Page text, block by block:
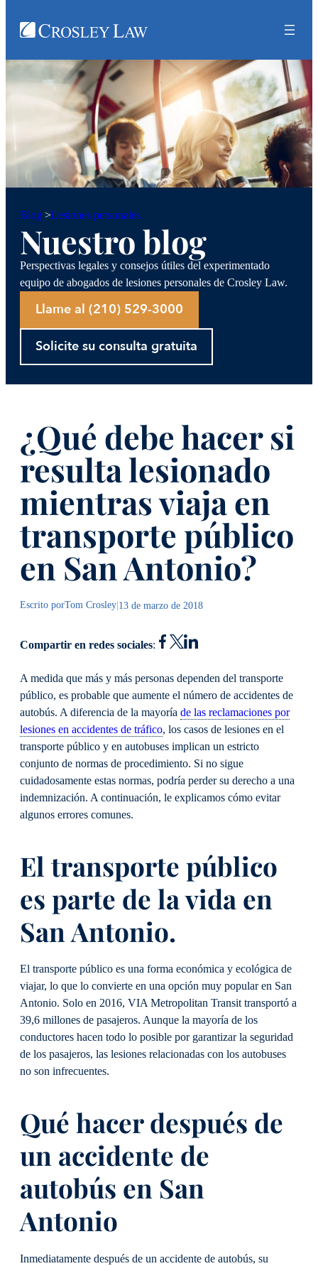
Blog >Lesiones personales
Nuestro blog
Perspectivas legales y consejos útiles del experimentado
equipo de abogados de lesiones personales de Crosley Law.
Llame al (210) 529-3000
Solicite su consulta gratuita
¿Qué debe hacer si
resulta lesionado
mientras viaja en
transporte público
en San Antonio?
Escrito porTom Crosley|13 de marzo de 2018
Compartir en redes sociales:
A medida que más y más personas dependen del transporte
público, es probable que aumente el número de accidentes de
autobús. A diferencia de la mayoría de las reclamaciones por
lesiones en accidentes de tráfico, los casos de lesiones en el
transporte público y en autobuses implican un estricto
conjunto de normas de procedimiento. Si no sigue
cuidadosamente estas normas, podría perder su derecho a una
indemnización. A continuación, le explicamos cómo evitar
algunos errores comunes.
El transporte público
es parte de la vida en
San Antonio.
El transporte público es una forma económica y ecológica de
viajar, lo que lo convierte en una opción muy popular en San
Antonio. Solo en 2016, VIA Metropolitan Transit transportó a
39,6 millones de pasajeros. Aunque la mayoría de los
conductores hacen todo lo posible por garantizar la seguridad
de los pasajeros, las lesiones relacionadas con los autobuses
no son infrecuentes.
Qué hacer después de
un accidente de
autobús en San
Antonio
Inmediatamente después de un accidente de autobús, su